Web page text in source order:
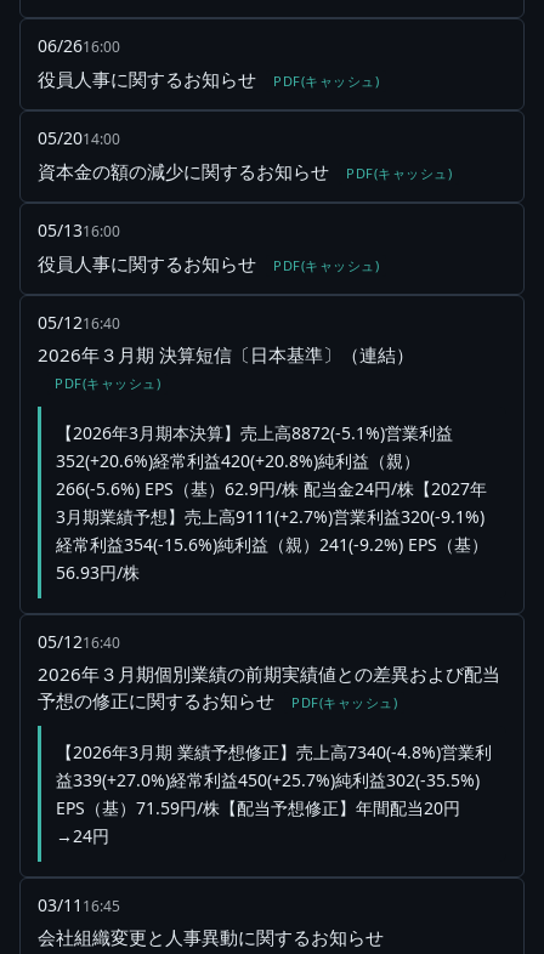
06/2616:00
役員人事に関するお知らせ PDF(キャッシュ)
05/2014:00
資本金の額の減少に関するお知らせ PDF(キャッシュ)
05/1316:00
役員人事に関するお知らせ PDF(キャッシュ)
05/1216:40
2026年３月期 決算短信〔日本基準〕（連結）
PDF(キャッシュ)
【2026年3月期本決算】売上高8872(-5.1%)営業利益
352(+20.6%)経常利益420(+20.8%)純利益（親）
266(-5.6%) EPS（基）62.9円/株 配当金24円/株【2027年
3月期業績予想】売上高9111(+2.7%)営業利益320(-9.1%)
経常利益354(-15.6%)純利益（親）241(-9.2%) EPS（基）
56.93円/株
05/1216:40
2026年３月期個別業績の前期実績値との差異および配当
予想の修正に関するお知らせ
PDF(キャッシュ)
【2026年3月期 業績予想修正】売上高7340(-4.8%)営業利
益339(+27.0%)経常利益450(+25.7%)純利益302(-35.5%)
EPS（基）71.59円/株【配当予想修正】年間配当20円
→24円
03/11 16:45
会社組織変更と人事異動に関するお知らせ